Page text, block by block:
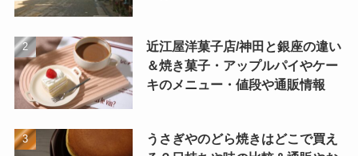
近江屋洋菓子店/神田と銀座の違い
＆焼き菓子・アップルパイやケー
キのメニュー・値段や通販情報
うさぎやのどら焼きはどこで買え